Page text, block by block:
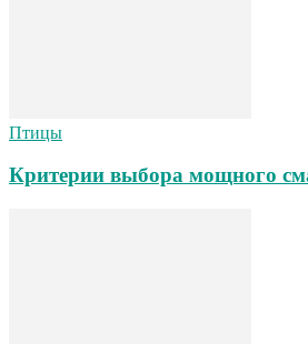
Птицы
Критерии выбора мощного